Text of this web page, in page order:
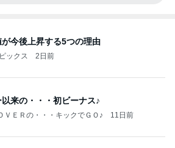
が今後上昇する5つの理由
ックス 2日前
来の・・・初ビーナス♪
ＶＥＲの・・・キックでＧＯ♪ 11日前